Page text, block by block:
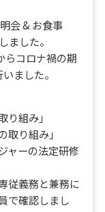
会 & お食事
ました。
らコロナ禍の期
ました。
り組み」
取り組み」
ャーの法定研修
従義務と兼務に
で確認しまし